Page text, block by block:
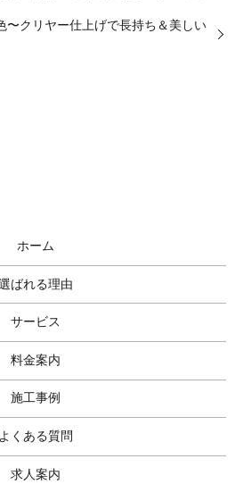
〜クリヤー仕上げで長持ち＆美しい
ホーム
ばれる理由
サービス
料金案内
施工事例
よくある質問
求人案内